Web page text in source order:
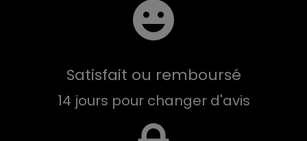
Satisfait ou remboursé
14 jours pour changer d'avis